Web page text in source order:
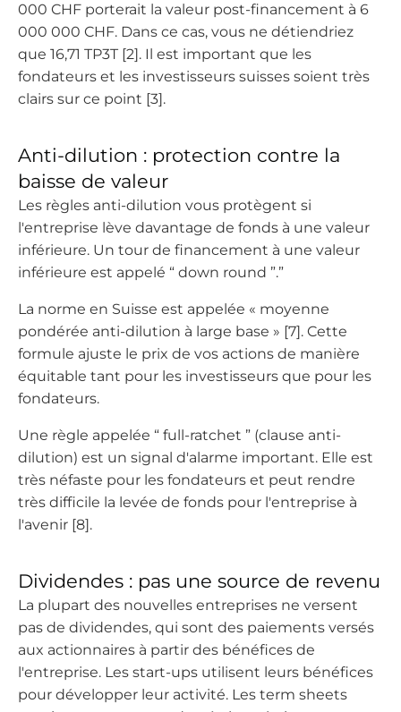
000 CHF porterait la valeur post-financement à 6
000 000 CHF. Dans ce cas, vous ne détiendriez
que 16,71 TP3T [2]. Il est important que les
fondateurs et les investisseurs suisses soient très
clairs sur ce point [3].
Anti-dilution : protection contre la
baisse de valeur
Les règles anti-dilution vous protègent si
l'entreprise lève davantage de fonds à une valeur
inférieure. Un tour de financement à une valeur
inférieure est appelé “ down round ”.”
La norme en Suisse est appelée « moyenne
pondérée anti-dilution à large base » [7]. Cette
formule ajuste le prix de vos actions de manière
équitable tant pour les investisseurs que pour les
fondateurs.
Une règle appelée “ full-ratchet ” (clause anti-
dilution) est un signal d'alarme important. Elle est
très néfaste pour les fondateurs et peut rendre
très difficile la levée de fonds pour l'entreprise à
l'avenir [8].
Dividendes : pas une source de revenu
La plupart des nouvelles entreprises ne versent
pas de dividendes, qui sont des paiements versés
aux actionnaires à partir des bénéfices de
l'entreprise. Les start-ups utilisent leurs bénéfices
pour développer leur activité. Les term sheets